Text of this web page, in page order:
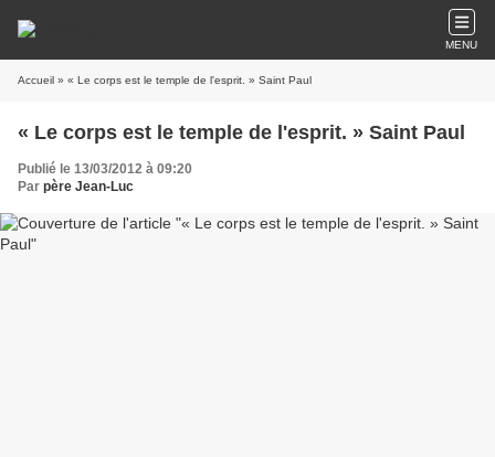
MENU
Accueil » « Le corps est le temple de l'esprit. » Saint Paul
« Le corps est le temple de l'esprit. » Saint Paul
Publié le 13/03/2012 à 09:20
Par père Jean-Luc